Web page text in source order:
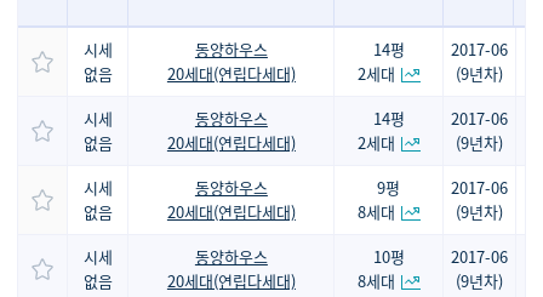
시세
없음
동양하우스
20세대(연립다세대)
14평
2세대
2017-06
(9년차)
시세
없음
동양하우스
20세대(연립다세대)
14평
2세대
2017-06
(9년차)
시세
없음
동양하우스
20세대(연립다세대)
9평
8세대
2017-06
(9년차)
시세
없음
동양하우스
20세대(연립다세대)
10평
8세대
2017-06
(9년차)